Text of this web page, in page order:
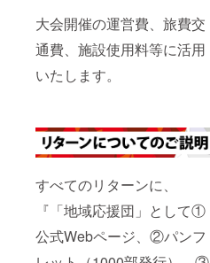
大会開催の運営費、旅費交
通費、施設使用料等に活用
いたします。
すべてのリターンに、
『「地域応援団」として①
公式Webページ、②パンフ